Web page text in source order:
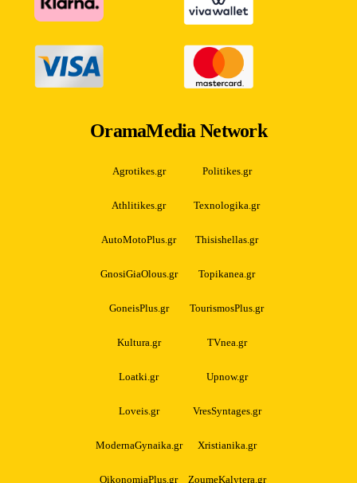
OramaMedia Network
Agrotikes.gr Politikes.gr
Athlitikes.gr Texnologika.gr
AutoMotoPlus.gr Thisishellas.gr
GnosiGiaOlous.gr Topikanea.gr
GoneisPlus.gr TourismosPlus.gr
Kultura.gr TVnea.gr
Loatki.gr Upnow.gr
Loveis.gr VresSyntages.gr
ModernaGynaika.gr Xristianika.gr
OikonomiaPlus.gr ZoumeKalytera.gr